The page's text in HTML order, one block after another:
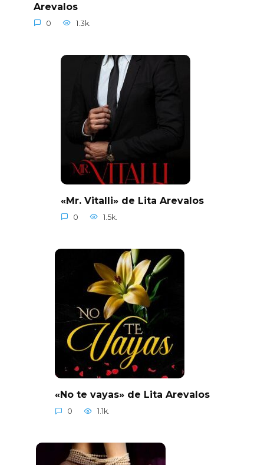
Arevalos
0 1.3k.
«Mr. Vitalli» de Lita Arevalos
0 1.5k.
«No te vayas» de Lita Arevalos
0 1.1k.